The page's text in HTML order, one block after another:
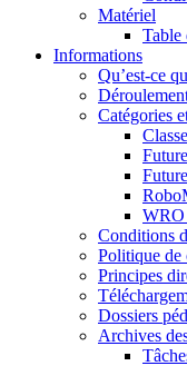
Matériel
Table
Informations
Qu’est-ce
Catégories
WRO
Conditions
Politique de
Principes
Dossiers
Archives